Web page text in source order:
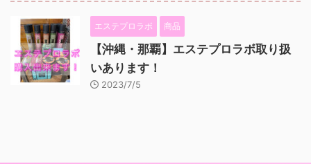
エステプロラボ 商品
【沖縄・那覇】エステプロラボ取り扱
いあります！
2023/7/5